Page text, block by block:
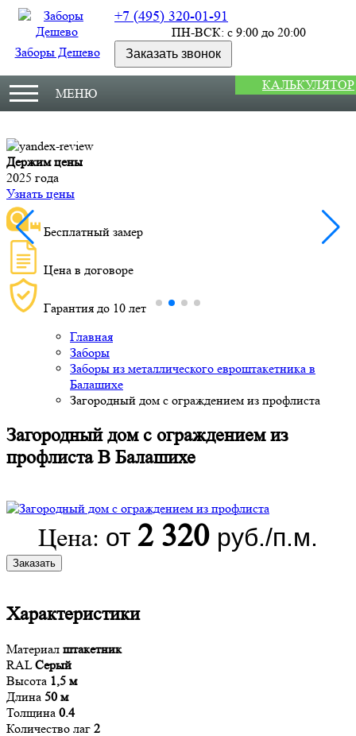
Заборы Дешево
+7 (495) 320-01-91
ПН-ВСК: с 9:00 до 20:00
Заказать звонок
МЕНЮ
КАЛЬКУЛЯТОР
Держим цены
2025 года
Узнать цены
Бесплатный замер
Цена в договоре
Гарантия до 10 лет
Главная
Заборы
Заборы из металлического евроштакетника в
Балашихе
Загородный дом с ограждением из профлиста
Загородный дом с ограждением из
профлиста В Балашихе
Цена: от 2 320 руб./п.м.
Заказать
Характеристики
Материал штакетник
RALСерый
Высота 1,5 м
Длина 50 м
Толщина 0.4
Количество лаг 2